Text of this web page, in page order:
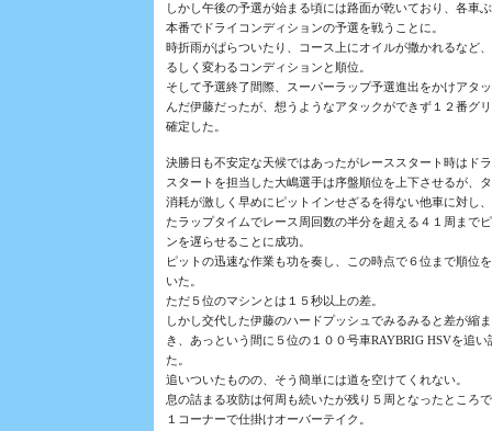
しかし午後の予選が始まる頃には路面が乾いており、各車
本番でドライコンディションの予選を戦うことに。
時折雨がぱらついたり、コース上にオイルが撒かれるなど
るしく変わるコンディションと順位。
そして予選終了間際、スーパーラップ予選進出をかけアタ
んだ伊藤だったが、想うようなアタックができず１２番グ
確定した。
決勝日も不安定な天候ではあったがレーススタート時はド
スタートを担当した大嶋選手は序盤順位を上下させるが、
消耗が激しく早めにピットインせざるを得ない他車に対し
たラップタイムでレース周回数の半分を超える４１周まで
ンを遅らせることに成功。
ピットの迅速な作業も功を奏し、この時点で６位まで順位
いた。
ただ５位のマシンとは１５秒以上の差。
しかし交代した伊藤のハードプッシュでみるみると差が縮
き、あっという間に５位の１００号車RAYBRIG HSVを追い
た。
追いついたものの、そう簡単には道を空けてくれない。
息の詰まる攻防は何周も続いたが残り５周となったところ
１コーナーで仕掛けオーバーテイク。